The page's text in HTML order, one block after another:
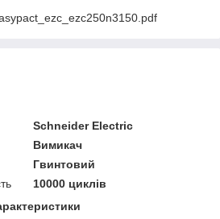
Schneider Electric
Вимикач
Гвинтовий
10000 циклів